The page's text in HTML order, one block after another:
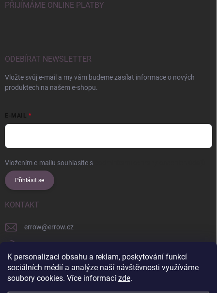
K personalizaci obsahu a reklam, poskytování funkcí
sociálních médií a analýze naší návštěvnosti využíváme
soubory cookies. Více informací zde.
PŘIJÍMÁME ONLINE PLATBY
ODEBÍRAT NEWSLETTER
Vložte svůj e-mail a my vám budeme zasílat informace o nových
produktech na našem e-shopu.
E-MAIL
Vložením e-mailu souhlasíte s
Přihlásit se
KONTAKT
errow@errow.cz
explore/locations/957228892/